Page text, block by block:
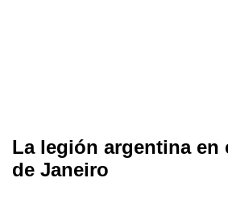
La legión argentina en
de Janeiro